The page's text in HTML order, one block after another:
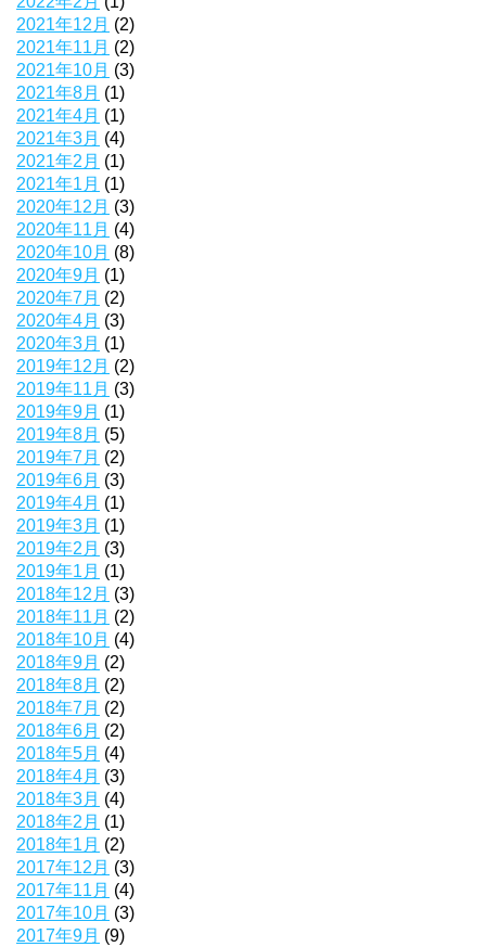
2021年12月 (2)
2021年11月 (2)
2021年10月 (3)
2021年8月 (1)
2021年4月 (1)
2021年3月 (4)
2021年2月 (1)
2021年1月 (1)
2020年12月 (3)
2020年11月 (4)
2020年10月 (8)
2020年9月 (1)
2020年7月 (2)
2020年4月 (3)
2020年3月 (1)
2019年12月 (2)
2019年11月 (3)
2019年9月 (1)
2019年8月 (5)
2019年7月 (2)
2019年6月 (3)
2019年4月 (1)
2019年3月 (1)
2019年2月 (3)
2019年1月 (1)
2018年12月 (3)
2018年11月 (2)
2018年10月 (4)
2018年9月 (2)
2018年8月 (2)
2018年7月 (2)
2018年6月 (2)
2018年5月 (4)
2018年4月 (3)
2018年3月 (4)
2018年2月 (1)
2018年1月 (2)
2017年12月 (3)
2017年11月 (4)
2017年10月 (3)
2017年9月 (9)